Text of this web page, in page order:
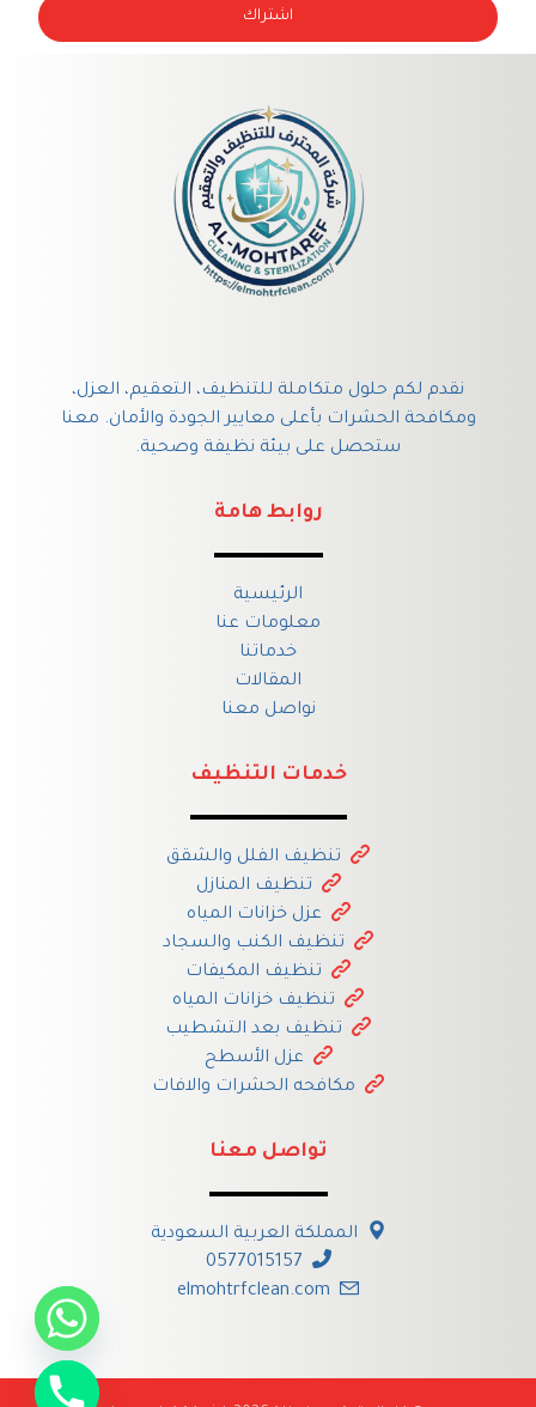
اشتراك
نقدم لكم حلول متكاملة للتنظيف، التعقيم، العزل،
ومكافحة الحشرات بأعلى معايير الجودة والأمان. معنا
ستحصل على بيئة نظيفة وصحية.
روابط هامة
الرئيسية
معلومات عنا
خدماتنا
المقالات
نواصل معنا
خدمات التنظيف
تنظيف الفلل والشقق
تنظيف المنازل
عزل خزانات المياه
تنظيف الكنب والسجاد
تنظيف المكيفات
تنظيف خزانات المياه
تنظيف بعد التشطيب
عزل الأسطح
مكافحه الحشرات والافات
تواصل معنا
المملكة العربية السعودية
0577015157
elmohtrfclean.com